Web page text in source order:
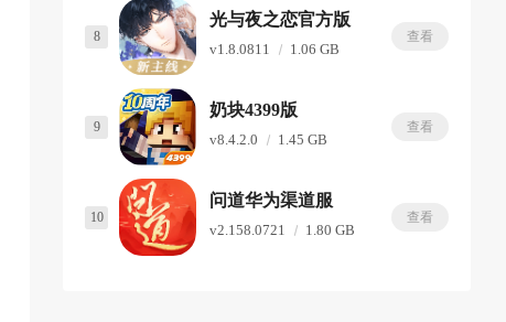
8 查看
光与夜之恋官方版
v1.8.0811 1.06 GB
9 查看
奶块4399版
v8.4.2.0 1.45 GB
10 查看
问道华为渠道服
v2.158.0721 1.80 GB